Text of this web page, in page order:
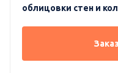
облицовки стен и